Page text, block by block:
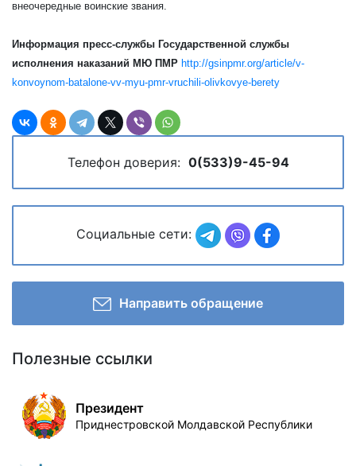
внеочередные воинские звания.
Информация пресс-службы Государственной службы
исполнения наказаний МЮ ПМР http://gsinpmr.org/article/v-
konvoynom-batalone-vv-myu-pmr-vruchili-olivkovye-berety
Телефон доверия: 0(533)9-45-94
Социальные сети:
Направить обращение
Полезные ссылки
Президент
Приднестровской Молдавской Республики